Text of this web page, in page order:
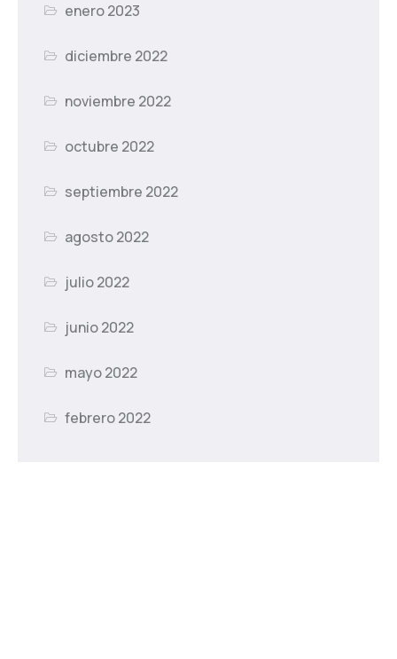
enero 2023
diciembre 2022
noviembre 2022
octubre 2022
septiembre 2022
agosto 2022
julio 2022
junio 2022
mayo 2022
febrero 2022